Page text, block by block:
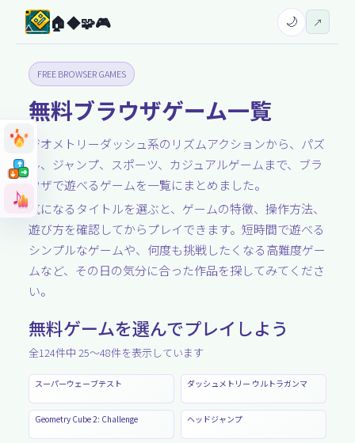
➜
➜
➜
♪
➜
➜
🏠◆🧩🎮 🌙 ↗
FREE BROWSER GAMES
無料ブラウザゲーム一覧
ジオメトリーダッシュ系のリズムアクションから、パズ
ル、ジャンプ、スポーツ、カジュアルゲームまで、ブラ
ウザで遊べるゲームを一覧にまとめました。
気になるタイトルを選ぶと、ゲームの特徴、操作方法、
遊び方を確認してからプレイできます。短時間で遊べる
シンプルなゲームや、何度も挑戦したくなる高難度ゲー
ムなど、その日の気分に合った作品を探してみてくださ
い。
無料ゲームを選んでプレイしよう
全124件中 25〜48件を表示しています
スーパーウェーブテスト ダッシュメトリー ウルトラガンマ
Geometry Cube 2: Challenge ヘッドジャンプ